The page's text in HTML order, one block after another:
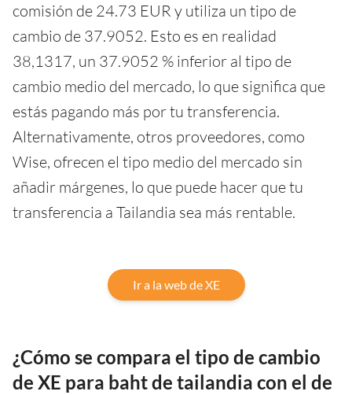
comisión de 24.73 EUR y utiliza un tipo de
cambio de 37.9052. Esto es en realidad
38,1317, un 37.9052 % inferior al tipo de
cambio medio del mercado, lo que significa que
estás pagando más por tu transferencia.
Alternativamente, otros proveedores, como
Wise, ofrecen el tipo medio del mercado sin
añadir márgenes, lo que puede hacer que tu
transferencia a Tailandia sea más rentable.
Ir a la web de XE
¿Cómo se compara el tipo de cambio
de XE para baht de tailandia con el de